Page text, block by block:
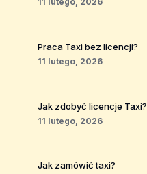
Praca Taxi bez licencji?
11 lutego, 2026
Jak zdobyć licencje Taxi?
11 lutego, 2026
Jak zamówić taxi?